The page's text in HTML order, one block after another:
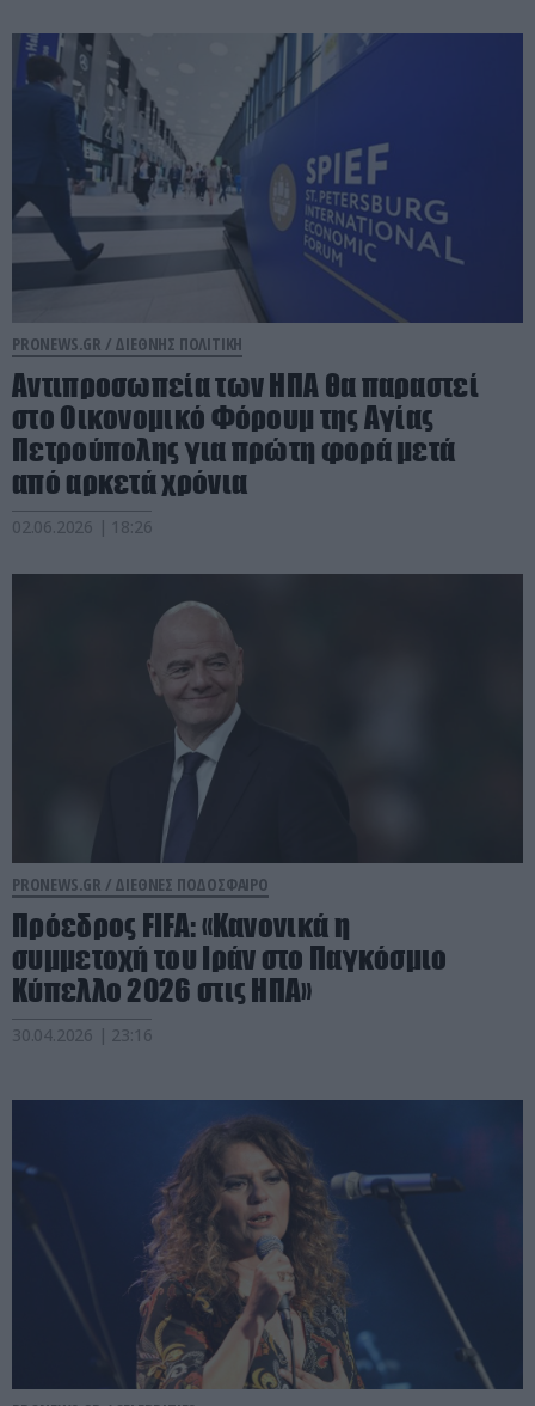
PRONEWS.GR / ΔΙΕΘΝΗΣ ΠΟΛΙΤΙΚΗ
Αντιπροσωπεία των ΗΠΑ θα παραστεί
στο Οικονομικό Φόρουμ της Αγίας
Πετρούπολης για πρώτη φορά μετά
από αρκετά χρόνια
02.06.2026 | 18:26
PRONEWS.GR / ΔΙΕΘΝΕΣ ΠΟΔΟΣΦΑΙΡΟ
Πρόεδρος FIFA: «Κανονικά η
συμμετοχή του Ιράν στο Παγκόσμιο
Κύπελλο 2026 στις ΗΠΑ»
30.04.2026 | 23:16